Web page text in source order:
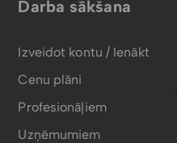
Darba sākšana
Izveidot kontu / Ienākt
Cenu plāni
Profesionāļiem
Uzņēmumiem